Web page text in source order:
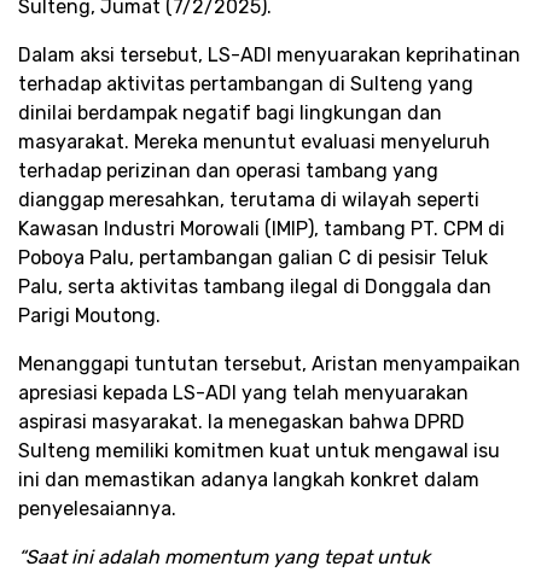
Sulteng, Jumat (7/2/2025).
Dalam aksi tersebut, LS-ADI menyuarakan keprihatinan
terhadap aktivitas pertambangan di Sulteng yang
dinilai berdampak negatif bagi lingkungan dan
masyarakat. Mereka menuntut evaluasi menyeluruh
terhadap perizinan dan operasi tambang yang
dianggap meresahkan, terutama di wilayah seperti
Kawasan Industri Morowali (IMIP), tambang PT. CPM di
Poboya Palu, pertambangan galian C di pesisir Teluk
Palu, serta aktivitas tambang ilegal di Donggala dan
Parigi Moutong.
Menanggapi tuntutan tersebut, Aristan menyampaikan
apresiasi kepada LS-ADI yang telah menyuarakan
aspirasi masyarakat. Ia menegaskan bahwa DPRD
Sulteng memiliki komitmen kuat untuk mengawal isu
ini dan memastikan adanya langkah konkret dalam
penyelesaiannya.
“Saat ini adalah momentum yang tepat untuk